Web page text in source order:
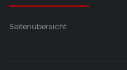
Seitenübersicht